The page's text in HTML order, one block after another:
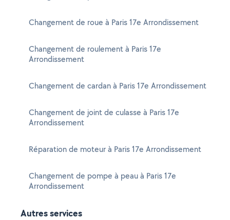
Changement de roue à Paris 17e Arrondissement
Changement de roulement à Paris 17e
Arrondissement
Changement de cardan à Paris 17e Arrondissement
Changement de joint de culasse à Paris 17e
Arrondissement
Réparation de moteur à Paris 17e Arrondissement
Changement de pompe à peau à Paris 17e
Arrondissement
Autres services